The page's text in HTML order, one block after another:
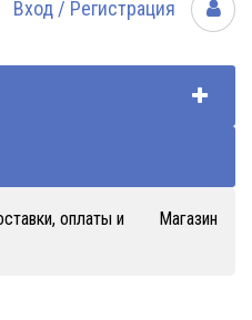
Вход / Регистрация
оплаты и
Магазин